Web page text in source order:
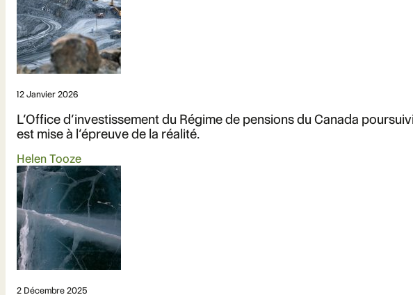
12 Janvier 2026
L’Office d’investissement du Régime de pensions du Canada
est mise à l’épreuve de la réalité.
Helen Tooze
2 Décembre 2025